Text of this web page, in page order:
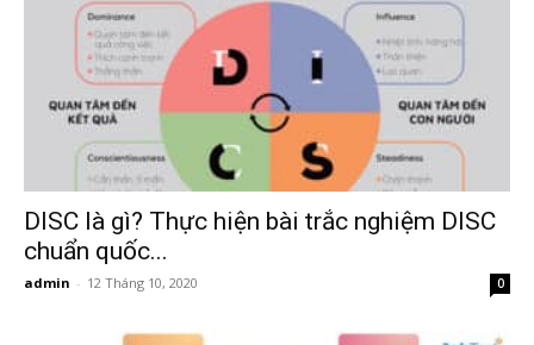
DISC là gì? Thực hiện bài trắc nghiệm DISC
chuẩn quốc...
admin - 12 Tháng 10, 2020 0